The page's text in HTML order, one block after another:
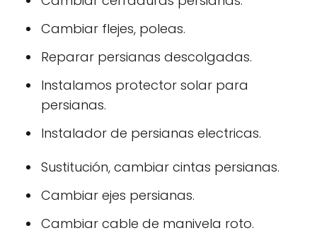
Cambiar flejes, poleas.
Reparar persianas descolgadas.
Instalamos protector solar para
persianas.
Instalador de persianas electricas.
Sustitución, cambiar cintas persianas.
Cambiar ejes persianas.
Cambiar cable de manivela roto.